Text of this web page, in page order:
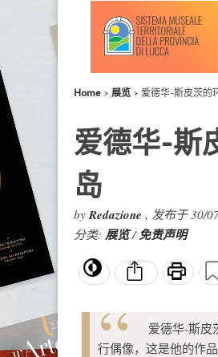
Home 展览 爱德华-斯皮茨的
爱德华-斯
岛
byRedazione , 发布于 30/
分类: 展览/免责声明
爱德华-斯皮
行偶像，这是他的作